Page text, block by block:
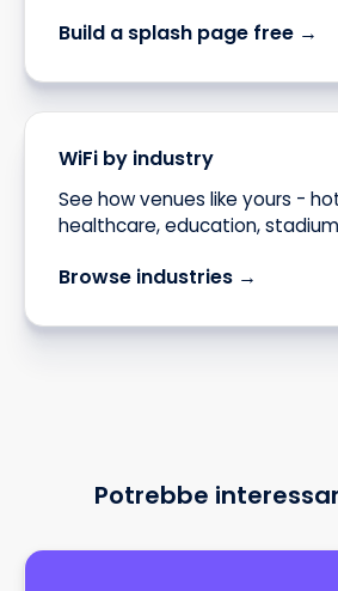
Build a splash page free →
WiFi by industry
See how venues like yours -
healthcare, education,
Browse industries →
Potrebbe